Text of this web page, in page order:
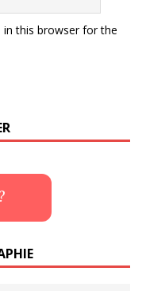
in this browser for the